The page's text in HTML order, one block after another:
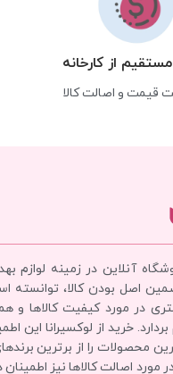
از کارخانه
قیمت و اصالت کالا
آنلاین در زمینه لوازم
اصل بودن کالا، توانسته
در مورد کیفیت کالاها و
خرید از لوکسیرانا این
محصولات را از برترین
مورد اصالت کالاها نیز